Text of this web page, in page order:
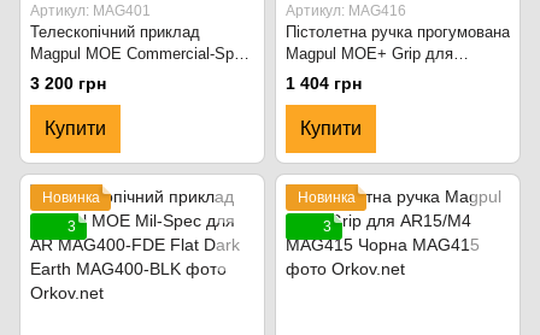
Артикул: MAG401
Телескопічний приклад
Magpul MOE Commercial-Spec
для AR MAG401 чорний
3 200 грн
Купити
Артикул: MAG416
Пістолетна ручка прогумована
Magpul MOE+ Grip для
AR15/M4 MAG416 Чорний
1 404 грн
Купити
Новинка
3
Новинка
3